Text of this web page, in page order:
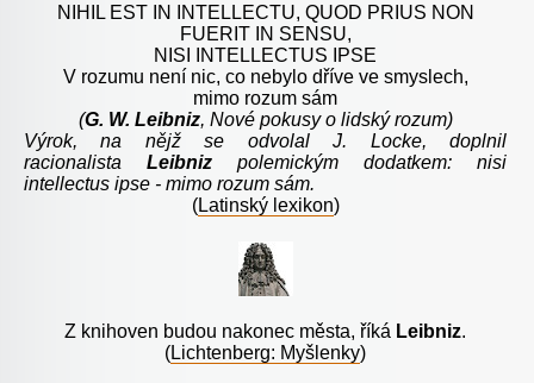
NIHIL EST IN INTELLECTU, QUOD PRIUS NON
FUERIT IN SENSU,
NISI INTELLECTUS IPSE
V rozumu není nic, co nebylo dříve ve smyslech,
mimo rozum sám
(G. W. Leibniz, Nové pokusy o lidský rozum)
Výrok, na nějž se odvolal J. Locke, doplnil
racionalista
Leibniz
polemickým dodatkem: nisi
intellectus ipse - mimo rozum sám.
(Latinský lexikon)
Z knihoven budou nakonec města, říká Leibniz.
(Lichtenberg: Myšlenky)